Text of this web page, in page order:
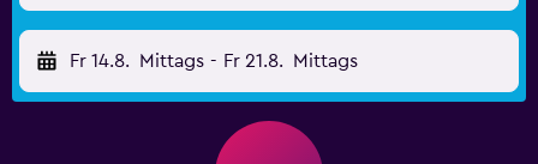
Fr 14.8. Mittags - Fr 21.8. Mittags